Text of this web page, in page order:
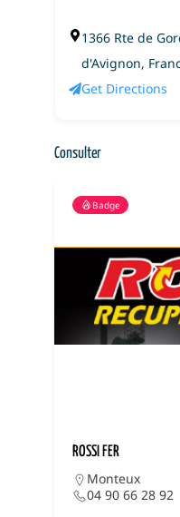
1366 Rte de
d'Avignon,
Get Directions
Consulter
Badge
ROSSI FER
Monteux
04 90 66 28 92